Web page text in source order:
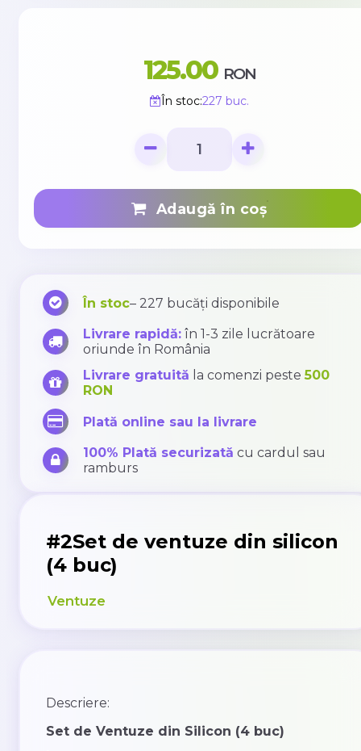
125.00 RON
În stoc:227 buc.
Adaugă în coș
În stoc– 227 bucăți disponibile
Livrare rapidă:în 1-3 zile lucrătoare
oriunde în România
Livrare gratuită la comenzi peste500
RON
Plată online sau la livrare
100% Plată securizată cu cardul sau
ramburs
#2Set de ventuze din silicon
(4 buc)
Ventuze
Descriere:
Set de Ventuze din Silicon (4 buc)